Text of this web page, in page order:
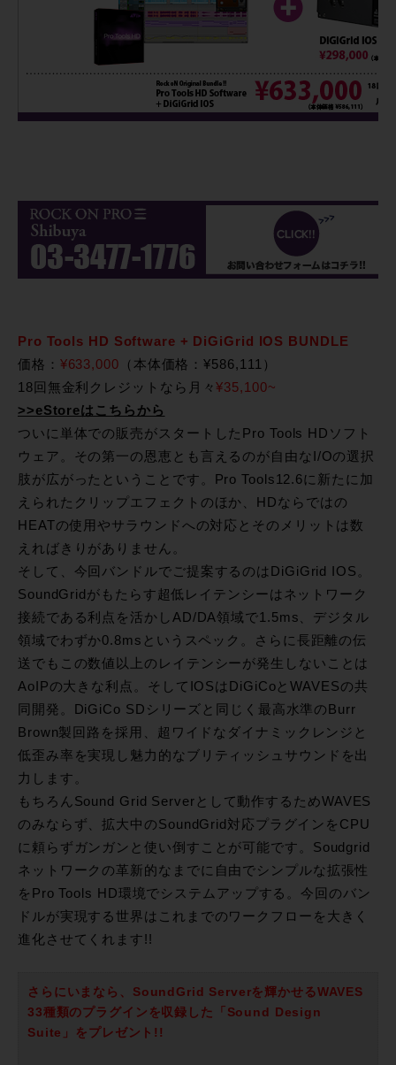
Pro Tools HD Software + DiGiGrid IOS BUNDLE
価格： ¥633,000 （本体価格：¥586,111）
18回無金利クレジットなら月々¥35,100~
>>eStoreはこちらから
ついに単体での販売がスタートしたPro Tools HDソフト
ウェア。その第一の恩恵とも言えるのが自由なI/Oの選択
肢が広がったということです。Pro Tools12.6に新たに加
えられたクリップエフェクトのほか、HDならではの
HEATの使用やサラウンドへの対応とそのメリットは数
えればきりがありません。
そして、今回バンドルでご提案するのはDiGiGrid IOS。
SoundGridがもたらす超低レイテンシーはネットワーク
接続である利点を活かしAD/DA領域で1.5ms、デジタル
領域でわずか0.8msというスペック。さらに長距離の伝
送でもこの数値以上のレイテンシーが発生しないことは
AoIPの大きな利点。そしてIOSはDiGiCoとWAVESの共
同開発。DiGiCo SDシリーズと同じく最高水準のBurr
Brown製回路を採用、超ワイドなダイナミックレンジと
低歪み率を実現し魅力的なブリティッシュサウンドを出
力します。
もちろんSound Grid Serverとして動作するためWAVES
のみならず、拡大中のSoundGrid対応プラグインをCPU
に頼らずガンガンと使い倒すことが可能です。Soudgrid
ネットワークの革新的なまでに自由でシンプルな拡張性
をPro Tools HD環境でシステムアップする。今回のバン
ドルが実現する世界はこれまでのワークフローを大きく
進化させてくれます!!
さらにいまなら、SoundGrid Serverを輝かせるWAVES
33種類のプラグインを収録した「Sound Design
Suite」をプレゼント!!